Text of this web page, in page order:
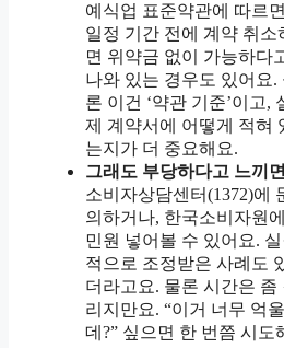
예식업 표준약관에 따르
일정 기간 전에 계약 취소
면 위약금 없이 가능하다
나와 있는 경우도 있어요.
론 이건 ‘약관 기준’이고,
제 계약서에 어떻게 적혀
는지가 더 중요해요.
그래도 부당하다고 느끼
소비자상담센터(1372)에
의하거나, 한국소비자원에
민원 넣어볼 수 있어요. 실
적으로 조정받은 사례도
더라고요. 물론 시간은 좀
리지만요. “이거 너무 억
데?” 싶으면 한 번쯤 시도